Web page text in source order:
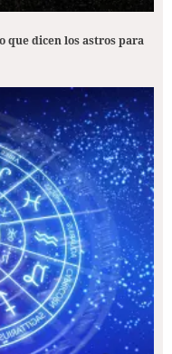
que dicen los astros para